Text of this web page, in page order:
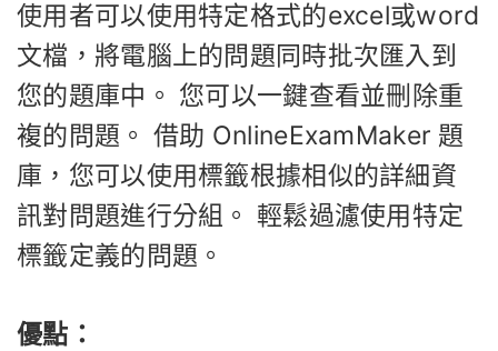
使用者可以使用特定格式的excel或word
文檔，將電腦上的問題同時批次匯入到
您的題庫中。 您可以一鍵查看並刪除重
複的問題。 借助 OnlineExamMaker 題
庫，您可以使用標籤根據相似的詳細資
訊對問題進行分組。 輕鬆過濾使用特定
標籤定義的問題。
優點：